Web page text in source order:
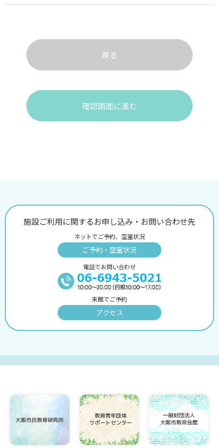
戻る
確認画面に進む
施設ご利用に関するお申し込み・お問い合わせ先
ネットでご予約、空室状況
ご予約・空室状況
電話でお問い合わせ
来館でご予約
アクセス